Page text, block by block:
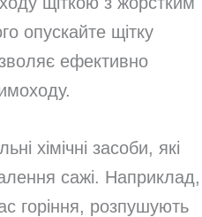
опускайте щітку
ефективно
хімічні засоби, які
сажі. Наприклад,
горіння, розпушують